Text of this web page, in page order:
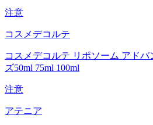
注意
コスメデコルテ
コスメデコルテ リポソーム アドバ
ズ50ml 75ml 100ml
注意
アテニア